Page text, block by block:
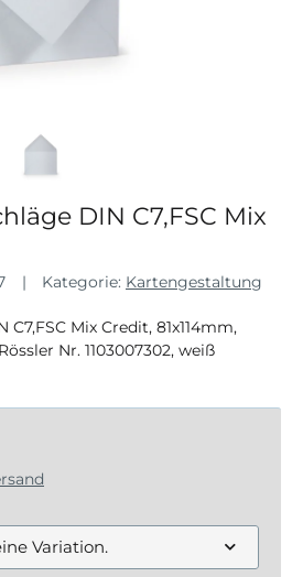
DIN C7,FSC Mix
Kategorie: Kartengestaltung
Mix Credit, 81x114mm,
Nr. 1103007302, weiß
Variation.